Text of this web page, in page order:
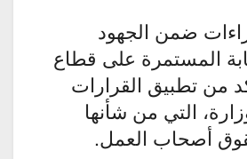
ضمن الجهود
المستمرة على قطاع
من تطبيق القرارات
التي من شأنها
أصحاب العمل.